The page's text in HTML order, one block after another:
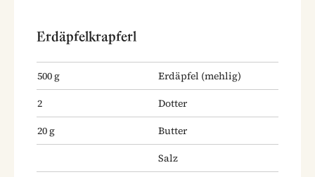
Erdäpfelkrapferl
500g Erdäpfel (mehlig)
2
Dotter
20g
Butter
Salz